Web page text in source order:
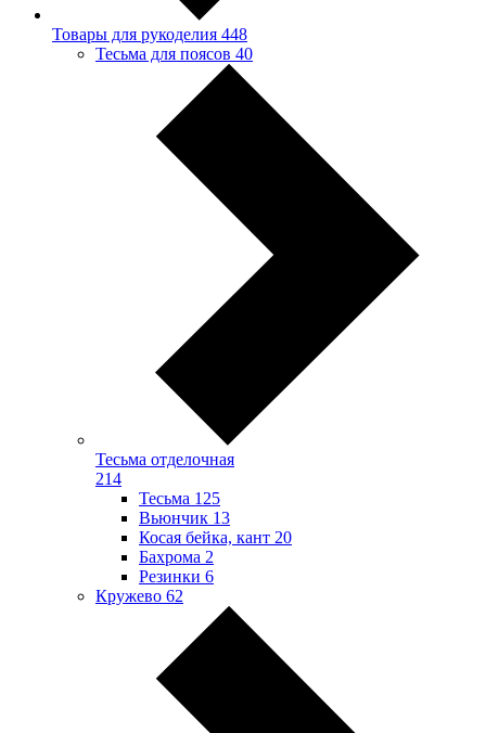
Товары для рукоделия 448
Тесьма для поясов 40
Тесьма отделочная
214
Тесьма 125
Вьюнчик 13
Косая бейка, кант 20
Бахрома 2
Резинки 6
Кружево 62